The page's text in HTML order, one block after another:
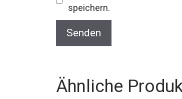
speichern.
Ähnliche